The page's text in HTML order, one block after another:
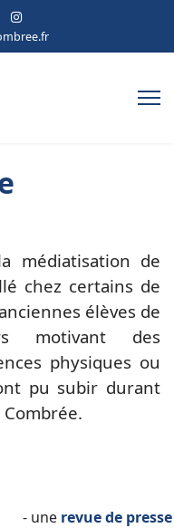
médiatisation de
chez certains de
élèves de
motivant des
physiques ou
pu subir durant
- une revue de presse